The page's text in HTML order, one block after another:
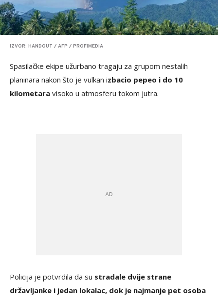
IZVOR: HANDOUT / AFP / PROFIMEDIA
Spasilačke ekipe užurbano tragaju za grupom nestalih
planinara nakon što je vulkan izbacio pepeo i do 10
kilometara visoko u atmosferu tokom jutra.
Policija je potvrdila da su stradale dvije strane
državljanke i jedan lokalac, dok je najmanje pet osoba